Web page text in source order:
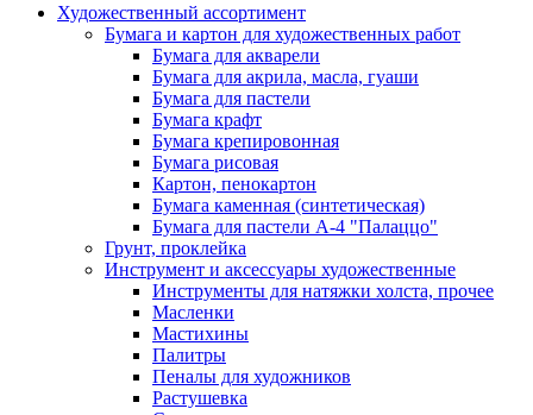
Художественный ассортимент
Бумага и картон для художественных работ
Бумага для акварели
Бумага для акрила, масла, гуаши
Бумага для пастели
Бумага крафт
Бумага крепировонная
Бумага рисовая
Картон, пенокартон
Бумага каменная (синтетическая)
Бумага для пастели А-4 "Палаццо"
Грунт, проклейка
Инструмент и аксессуары художественные
Инструменты для натяжки холста, прочее
Масленки
Мастихины
Палитры
Пеналы для художников
Растушевка